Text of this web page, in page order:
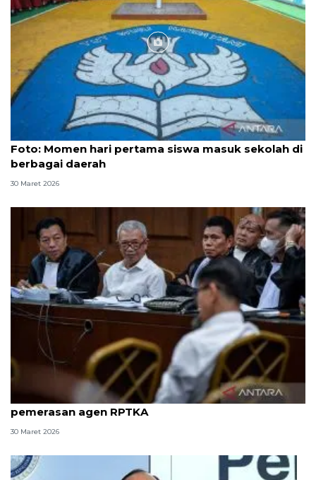
Foto: Momen hari pertama siswa masuk sekolah di
berbagai daerah
30 Maret 2026
8 ASN Kemenaker hadapi sidang tuntutan kasus
pemerasan agen RPTKA
30 Maret 2026